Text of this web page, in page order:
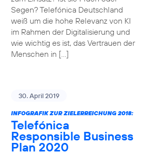
Segen? Telefónica Deutschland
weiß um die hohe Relevanz von KI
im Rahmen der Digitalisierung und
wie wichtig es ist, das Vertrauen der
Menschen in […]
30. April 2019
INFOGRAFIK ZUR ZIELERREICHUNG 2018:
Telefónica
Responsible Business
Plan 2020